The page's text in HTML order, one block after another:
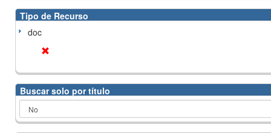
Tipo de Recurso
doc
Buscar solo por título